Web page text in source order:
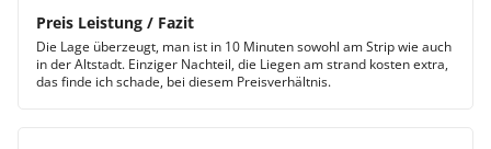
Preis Leistung / Fazit
Die Lage überzeugt, man ist in 10 Minuten sowohl am Strip wie auch
in der Altstadt. Einziger Nachteil, die Liegen am strand kosten extra,
das finde ich schade, bei diesem Preisverhältnis.